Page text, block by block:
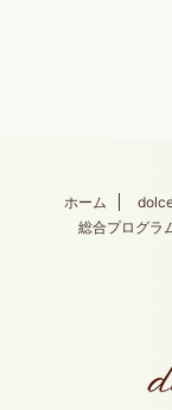
ホーム
総合プログラ